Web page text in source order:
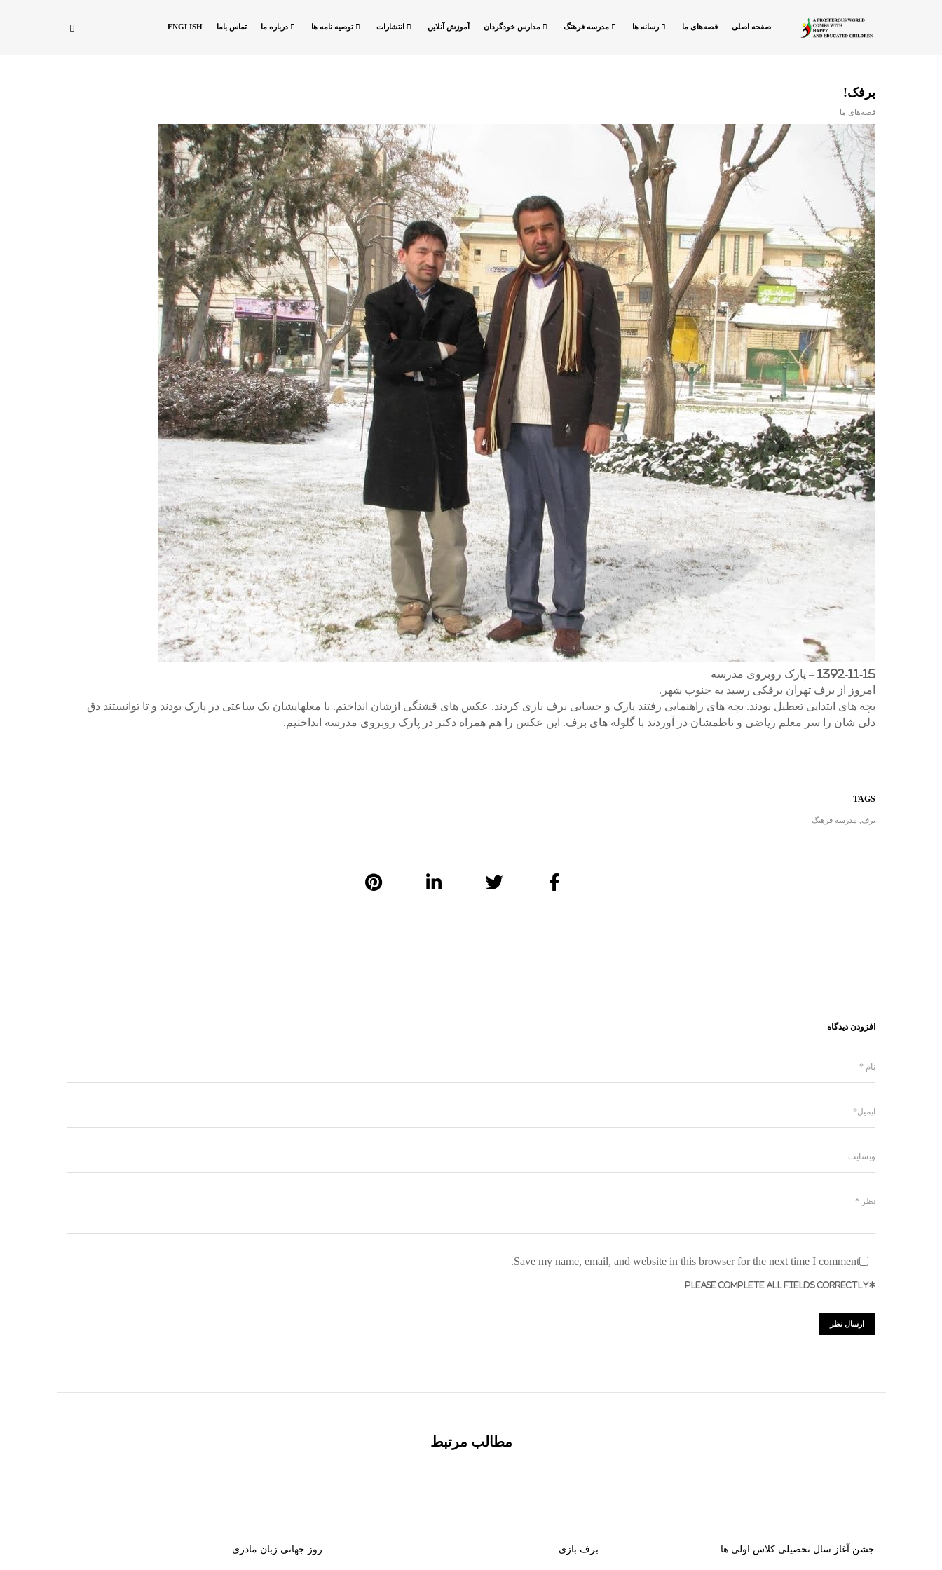
صفحه اصلی قصه‌های ما رسانه ها مدرسه فرهنگ مدارس خودگردان آموزش آنلاین انتشارات توصیه نامه ها درباره ما تماس باما ENGLISH
برفک!
قصه‌های ما
1392-11-15 – پارک روبروی مدرسه
امروز از برف تهران برفکی رسید به جنوب شهر.
بچه های ابتدایی تعطیل بودند. بچه های راهنمایی رفتند پارک و حسابی برف بازی کردند. عکس های قشنگی ازشان انداختم. با معلهایشان یک ساعتی در پارک بودند و تا توانستند دق
دلی شان را سر معلم ریاضی و ناظمشان در آوردند با گلوله های برف. این عکس را هم همراه دکتر در پارک روبروی مدرسه انداختیم.
TAGS
برف مدرسه فرهنگ
افزودن دیدگاه
Save my name, email, and website in this browser for the next time I comment.
*PLEASE COMPLETE ALL FIELDS CORRECTLY
مطالب مرتبط
روز جهانی زبان مادری برف بازی جشن آغاز سال تحصیلی کلاس اولی ها